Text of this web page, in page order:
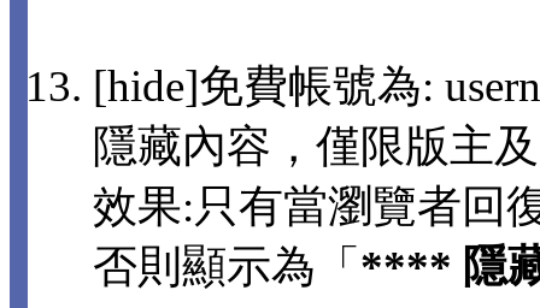
[hide]免費帳號為:
隱藏內容，僅限版主
效果:只有當瀏覽者回
否則顯示為「 **** 隱